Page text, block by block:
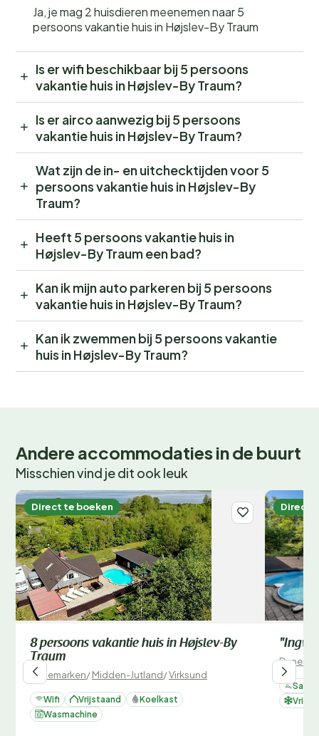
Ja, je mag 2 huisdieren meenemen naar 5
persoons vakantie huis in Højslev-By Traum
Is er wifi beschikbaar bij 5 persoons
vakantie huis in Højslev-By Traum?
Is er airco aanwezig bij 5 persoons
vakantie huis in Højslev-By Traum?
Wat zijn de in- en uitchecktijden voor 5
persoons vakantie huis in Højslev-By
Traum?
Heeft 5 persoons vakantie huis in
Højslev-By Traum een bad?
Kan ik mijn auto parkeren bij 5 persoons
vakantie huis in Højslev-By Traum?
Kan ik zwemmen bij 5 persoons vakantie
huis in Højslev-By Traum?
Andere accommodaties in de buurt
Misschien vind je dit ook leuk
Direct te boeken
8 persoons vakantie huis in Højslev-By
Traum
Denemarken/Midden-Jutland/Virksund
Wifi Vrijstaand
Koelkast
Wasmachine
Direct
Sauna